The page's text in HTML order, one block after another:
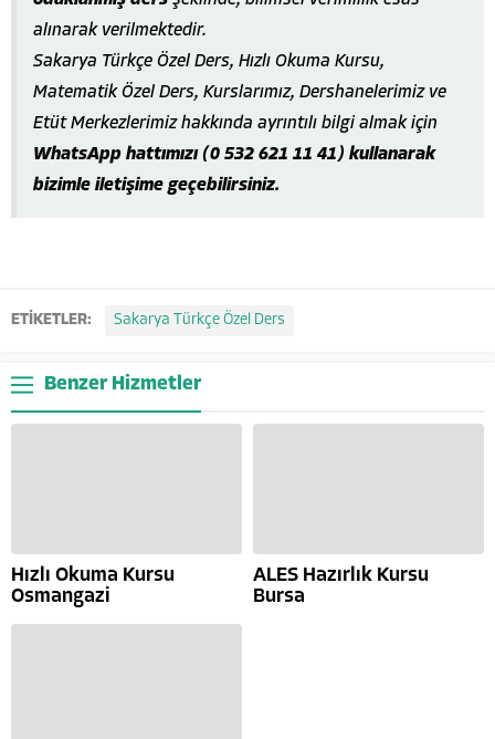
alınarak verilmektedir.
Sakarya Türkçe Özel Ders, Hızlı Okuma Kursu,
Matematik Özel Ders, Kurslarımız, Dershanelerimiz ve
Etüt Merkezlerimiz hakkında ayrıntılı bilgi almak için
WhatsApp hattımızı (0 532 621 11 41) kullanarak
bizimle iletişime geçebilirsiniz.
ETİKETLER: Sakarya Türkçe Özel Ders
Benzer Hizmetler
Hızlı Okuma Kursu
Osmangazi
ALES Hazırlık Kursu
Bursa